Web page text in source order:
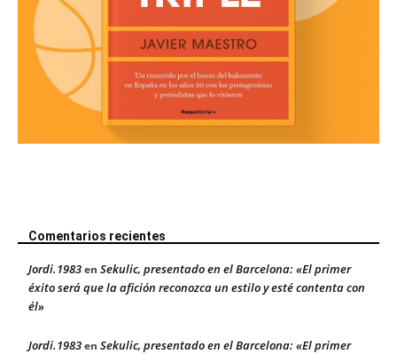
Comentarios recientes
Jordi.1983en Sekulic, presentado en el Barcelona: «El primer
éxito será que la afición reconozca un estilo y esté contenta con
él»
Jordi.1983en Sekulic, presentado en el Barcelona: «El primer